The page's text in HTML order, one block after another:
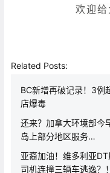
欢迎给
Related Posts:
BC新增再破记录！3例
店爆毒
还来？加拿大环境部今
岛上部分地区服务…
亚裔加油！维多利亚
司机连撞三辆车逃逸？！